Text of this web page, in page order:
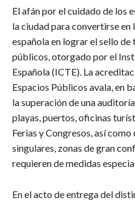
El afán por el cuidado de los
la ciudad para convertirse en
española en lograr el sello de
públicos, otorgado por el
Española (ICTE). La
Espacios Públicos avala, en
la superación de una
playas, puertos, oficinas
Ferias y Congresos, así
singulares, zonas de gran
requieren de medidas
En el acto de entrega del